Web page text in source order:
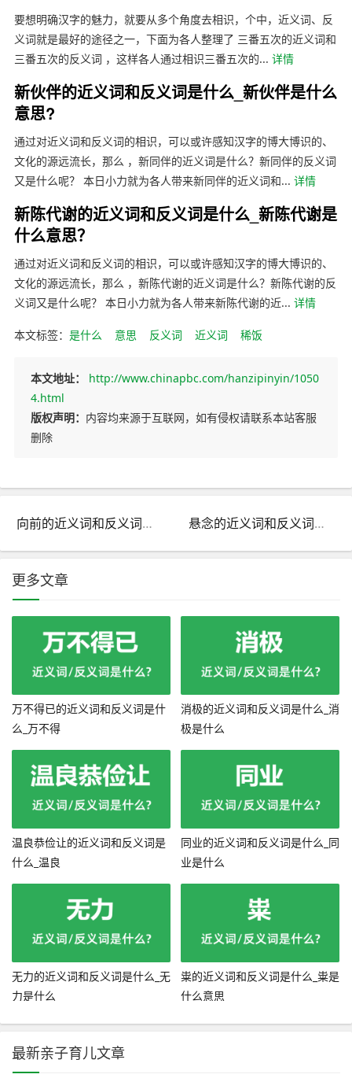
要想明确汉字的魅力，就要从多个角度去相识，个中，近义词、反
义词就是最好的途径之一，下面为各人整理了 三番五次的近义词和
三番五次的反义词 ，这样各人通过相识三番五次的... 详情
新伙伴的近义词和反义词是什么_新伙伴是什么
意思?
通过对近义词和反义词的相识，可以或许感知汉字的博大博识的、
文化的源远流长，那么 ，新同伴的近义词是什么？新同伴的反义词
又是什么呢？ 本日小力就为各人带来新同伴的近义词和... 详情
新陈代谢的近义词和反义词是什么_新陈代谢是
什么意思？
通过对近义词和反义词的相识，可以或许感知汉字的博大博识的、
文化的源远流长，那么 ，新陈代谢的近义词是什么？新陈代谢的反
义词又是什么呢？ 本日小力就为各人带来新陈代谢的近... 详情
本文标签： 是什么 意思 反义词 近义词 稀饭
本文地址：
http://www.chinapbc.com/hanzipinyin/1050
4.html
版权声明： 内容均来源于互联网，如有侵权请联系本站客服
删除
向前的近义词和反义词是什么_向前是什么意思? 悬念的近义词和反义词是什么_悬念是什么意思?
更多文章
万不得已的近义词和反义词是什
么_万不得
消极的近义词和反义词是什么_消
极是什么
温良恭俭让的近义词和反义词是
什么_温良
同业的近义词和反义词是什么_同
业是什么
无力的近义词和反义词是什么_无
力是什么
粜的近义词和反义词是什么_粜是
什么意思
最新亲子育儿文章